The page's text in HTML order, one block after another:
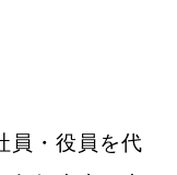
員・役員を代